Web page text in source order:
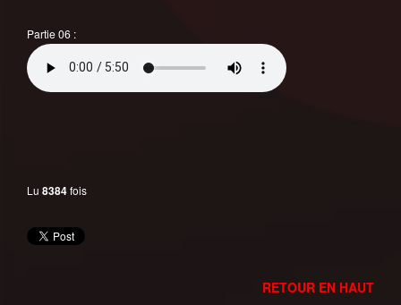
Partie 06 :
Lu 8384fois
RETOUR EN HAUT